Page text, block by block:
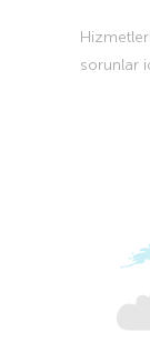
sorunlar